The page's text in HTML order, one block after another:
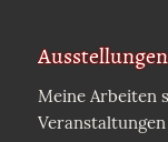
Meine Arbeiten
Veranstaltungen